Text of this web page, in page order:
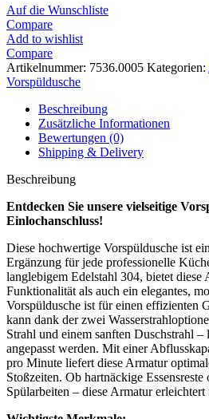
Auf die Wunschliste
Compare
Add to wishlist
Compare
Artikelnummer: 7536.0005 Kategorien:
Vorspüldusche
Beschreibung
Zusätzliche Informationen
Bewertungen (0)
Shipping & Delivery
Beschreibung
Entdecken Sie unsere vielseitige
Einlochanschluss!
Diese hochwertige Vorspüldusche ist
Ergänzung für jede professionelle
langlebigem Edelstahl 304, bietet diese
Funktionalität als auch ein elegantes,
Vorspüldusche ist für einen effizienten
kann dank der zwei
Strahl und einem sanften Duschstrahl
angepasst werden. Mit einer
pro Minute liefert diese Armatur
Stoßzeiten. Ob hartnäckige
Spülarbeiten – diese Armatur